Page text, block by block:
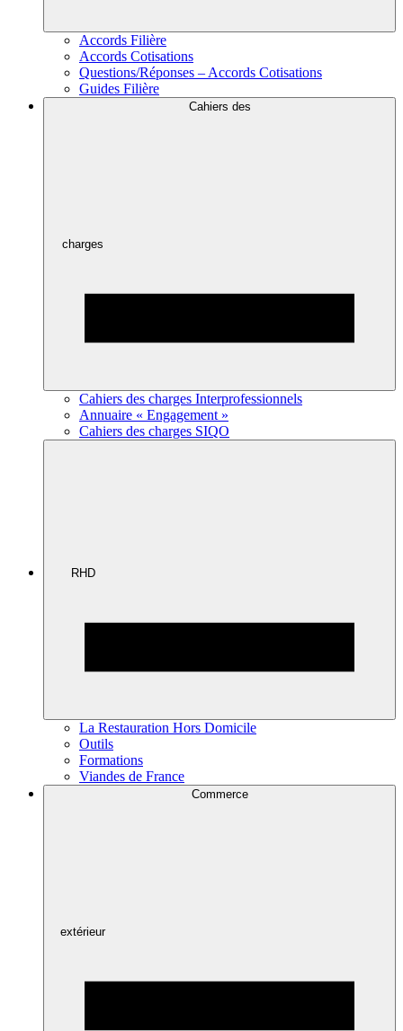
Accords Filière
Accords Cotisations
Questions/Réponses – Accords Cotisations
Guides Filière
Cahiers des
charges
Cahiers des charges Interprofessionnels
Annuaire « Engagement »
Cahiers des charges SIQO
RHD
La Restauration Hors Domicile
Outils
Formations
Viandes de France
Commerce
extérieur